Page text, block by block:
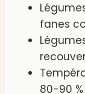
fanes
80-90 %